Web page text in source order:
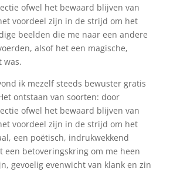
ofwel het bewaard blijven van
voordeel zijn in de strijd om het
beelden die me naar een andere
alsof het een magische,
was.
ik mezelf steeds bewuster gratis
ontstaan van soorten: door
ofwel het bewaard blijven van
voordeel zijn in de strijd om het
een poëtisch, indrukwekkend
een betoveringskring om me heen
gevoelig evenwicht van klank en zin